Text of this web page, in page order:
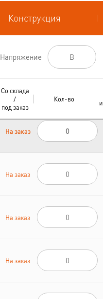
Конструкция
Напряжение
Со склада
/
под заказ
Кол-во
На заказ
На заказ
На заказ
На заказ